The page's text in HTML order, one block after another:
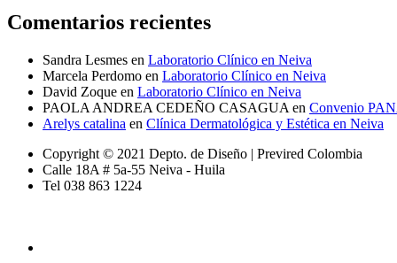
Comentarios recientes
Sandra Lesmes en Laboratorio Clínico en Neiva
Marcela Perdomo en Laboratorio Clínico en Neiva
David Zoque en Laboratorio Clínico en Neiva
PAOLA ANDREA CEDEÑO CASAGUA en Convenio
Arelys catalina en Clínica Dermatológica y Estética en Neiva
Copyright © 2021 Depto. de Diseño | Previred Colombia
Calle 18A # 5a-55 Neiva - Huila
Tel 038 863 1224